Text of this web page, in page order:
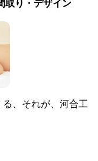
取り・デザイン
、それが、河合工